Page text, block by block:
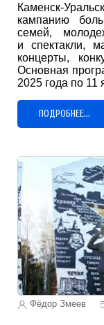
кампанию
семей,
и спектакли,
концерты,
Основная
2025 года по 11
ПОДРОБНЕЕ...
Фёдор Змеев